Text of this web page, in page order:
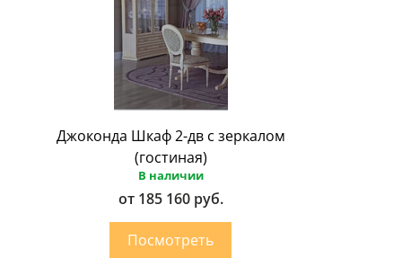
Джоконда Шкаф 2-дв с зеркалом
(гостиная)
В наличии
от 185 160 руб.